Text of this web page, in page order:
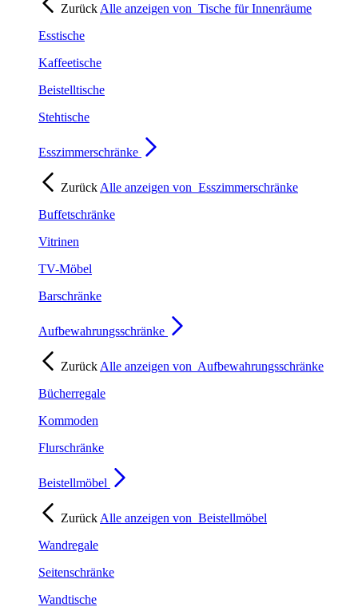
Zurück Alle anzeigen von Tische für Innenräume
Esstische
Kaffeetische
Beistelltische
Stehtische
Esszimmerschränke
Zurück Alle anzeigen von Esszimmerschränke
Buffetschränke
Vitrinen
TV-Möbel
Barschränke
Aufbewahrungsschränke
Zurück Alle anzeigen von Aufbewahrungsschränke
Bücherregale
Kommoden
Flurschränke
Beistellmöbel
Zurück Alle anzeigen von Beistellmöbel
Wandregale
Seitenschränke
Wandtische